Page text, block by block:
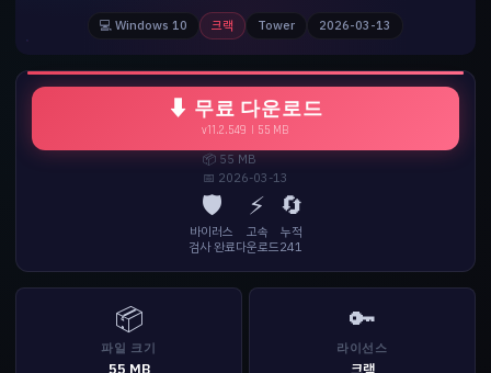
💻 Windows 10 크랙 Tower 2026-03-13
⬇ 무료 다운로드
v11.2.549 | 55 MB
📦 55 MB
📅 2026-03-13
🛡️
바이러스
검사 완료
⚡
고속
다운로드
🔄
누적
241
📦
파일 크기
🔑
라이선스